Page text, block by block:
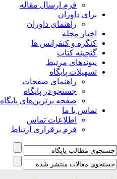
فرم ارسال مقاله
برای داوران
راهنمای داوران
اخبار مجله
کنگره و کنفرانس ها
گنجینه کتاب
پیوندهای مرتبط
تسهیلات پایگاه
راهنمای صفحات
جستجو در پایگاه
صفحه برترین‌های پایگاه
تماس با ما
اطلاعات تماس
فرم برقراری ارتباط